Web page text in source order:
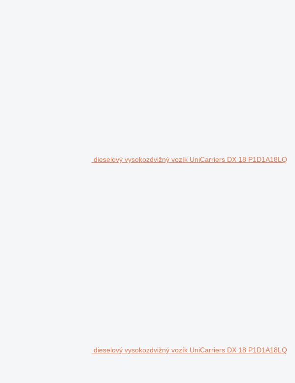
dieselový vysokozdvižný vozík UniCarriers DX 18 P1D1A18LQ
dieselový vysokozdvižný vozík UniCarriers DX 18 P1D1A18LQ